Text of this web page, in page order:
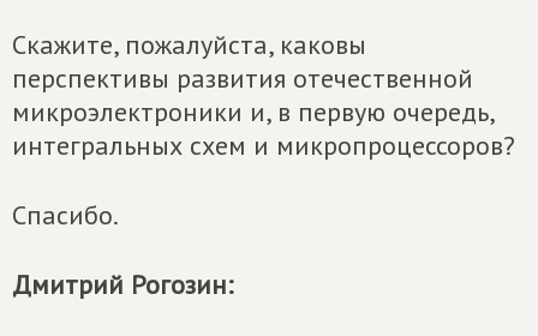
Скажите, пожалуйста, каковы
перспективы развития отечественной
микроэлектроники и, в первую очередь,
интегральных схем и микропроцессоров?
Спасибо.
Дмитрий Рогозин: